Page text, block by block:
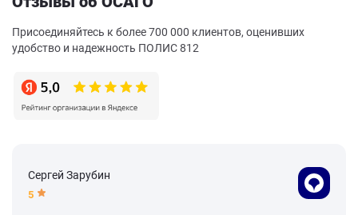
Присоединяйтесь к более 700 000 клиентов, оценивших
удобство и надежность ПОЛИС 812
Сергей Зарубин
5